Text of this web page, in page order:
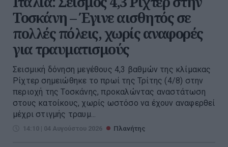
Τοσκάνη – Έγινε αισθητός σε
πολλές πόλεις, χωρίς αναφορές
για τραυματισμούς
Σεισμική δόνηση μεγέθους 4,3 βαθμών της κλίμακας
Ρίχτερ σημειώθηκε το πρωί της Τρίτης (4/8) στην
περιοχή της Τοσκάνης, προκαλώντας αναστάτωση
στους κατοίκους, χωρίς ωστόσο να έχουν αναφερθεί
μέχρι στιγμής τραυμ...
14:10 | 04 Αυγούστου 2026 Πλανήτης